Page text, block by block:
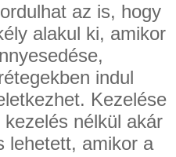
az is, hogy
alakul ki, amikor
indul
Kezelése
nélkül akár
lehetett, amikor a